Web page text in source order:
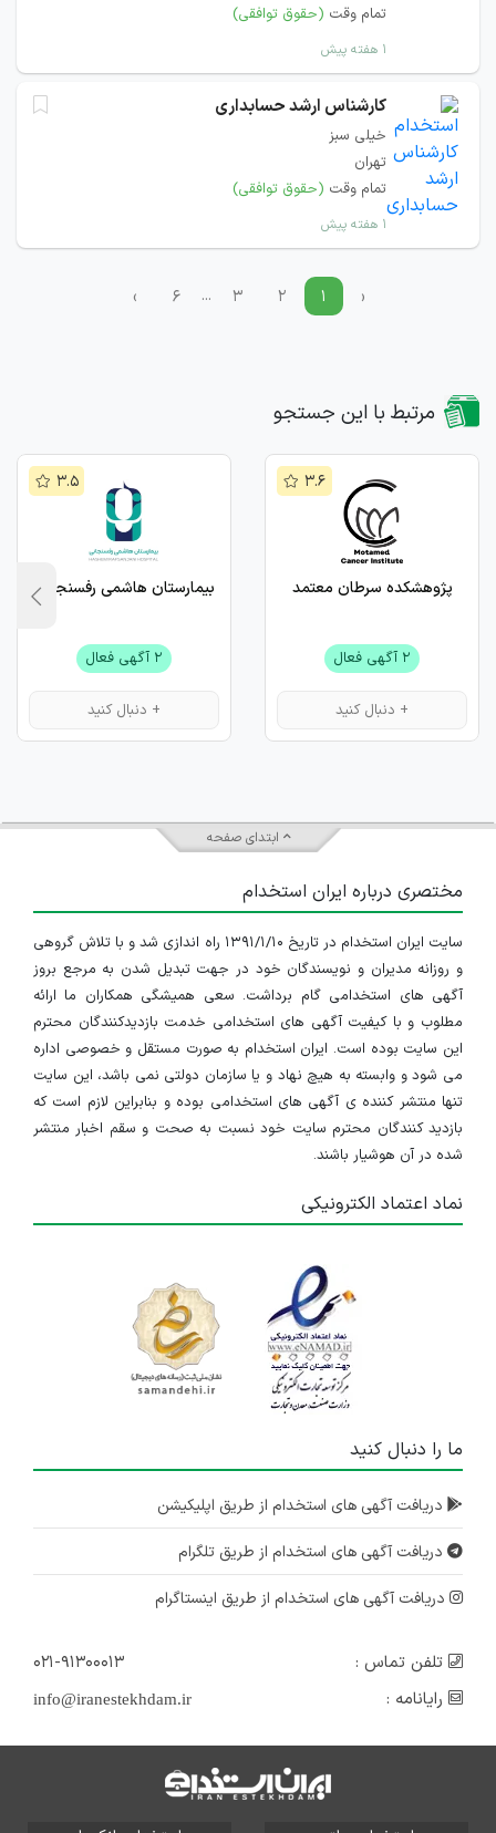
تمام وقت (حقوق توافقی)
۱ هفته پیش
کارشناس ارشد حسابداری
خیلی سبز
تهران
تمام وقت (حقوق توافقی)
۱ هفته پیش
‹ ۱ ۲ ۳ ... ۶ ›
مرتبط با این جستجو
پژوهشکده سرطان معتمد
۲ آگهی فعال
۳.۶
+ دنبال کنید
بیمارستان هاشمی رفسنجانی
۲ آگهی فعال
۳.۵
+ دنبال کنید
ابتدای صفحه
مختصری درباره ایران استخدام
سایت ایران استخدام در تاریخ ۱۳۹۱/۱/۱۰ راه اندازی شد و با تلاش گروهی
و روزانه مدیران و نویسندگان خود در جهت تبدیل شدن به مرجع بروز
آگهی های استخدامی گام برداشت. سعی همیشگی همکاران ما ارائه
مطلوب و با کیفیت آگهی های استخدامی خدمت بازدیدکنندگان محترم
این سایت بوده است. ایران استخدام به صورت مستقل و خصوصی اداره
می شود و وابسته به هیچ نهاد و یا سازمان دولتی نمی باشد، این سایت
تنها منتشر کننده ی آگهی های استخدامی بوده و بنابراین لازم است که
بازدید کنندگان محترم سایت خود نسبت به صحت و سقم اخبار منتشر
شده در آن هوشیار باشند.
نماد اعتماد الکترونیکی
ما را دنبال کنید
دریافت آگهی های استخدام از طریق اپلیکیشن
دریافت آگهی های استخدام از طریق تلگرام
دریافت آگهی های استخدام از طریق اینستاگرام
تلفن تماس :
۰۲۱-۹۱۳۰۰۰۱۳
رایانامه :
info@iranestekhdam.ir